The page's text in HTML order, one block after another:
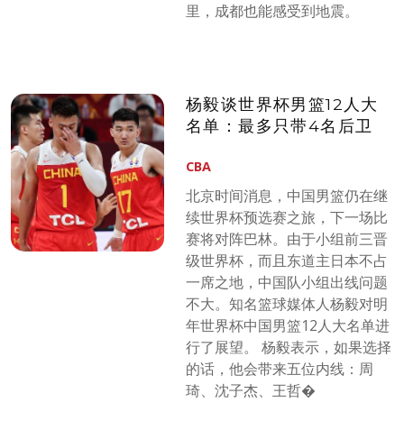
里，成都也能感受到地震。
杨毅谈世界杯男篮12人大
名单：最多只带4名后卫
CBA
北京时间消息，中国男篮仍在继
续世界杯预选赛之旅，下一场比
赛将对阵巴林。由于小组前三晋
级世界杯，而且东道主日本不占
一席之地，中国队小组出线问题
不大。知名篮球媒体人杨毅对明
年世界杯中国男篮12人大名单进
行了展望。 杨毅表示，如果选择
的话，他会带来五位内线：周
琦、沈子杰、王哲�